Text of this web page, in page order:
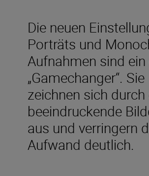
Die neuen
Porträts und
Aufnahmen sind
„Gamechanger“. Sie
zeichnen sich durch
beeindruckende
aus und verringern
Aufwand deutlich.